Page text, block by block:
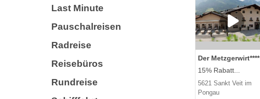
Last Minute
Pauschalreisen
Radreise
Reisebüros
Rundreise
Der Metzgerwirt****
15% Rabatt...
5621 Sankt Veit im
Pongau